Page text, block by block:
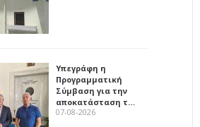
Υπεγράφη η
Προγραμματική
Σύμβαση για την
αποκατάσταση τ…
07-08-2026